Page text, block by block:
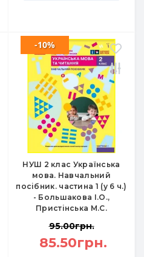
НУШ 2 клас Українська
мова. Навчальний
посібник. частина 1 (у 6 ч.)
- Большакова І.О.,
Пристінська М.С.
-10%
95.00грн.
85.50грн.